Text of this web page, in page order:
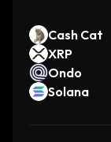
Cash Cat
XRP
Ondo
Solana